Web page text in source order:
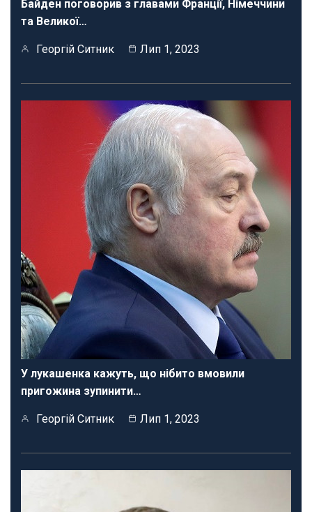
Байден поговорив з главами Франції, Німеччини
та Великої…
Георгій Ситник Лип 1, 2023
У лукашенка кажуть, що нібито вмовили
пригожина зупинити…
Георгій Ситник Лип 1, 2023